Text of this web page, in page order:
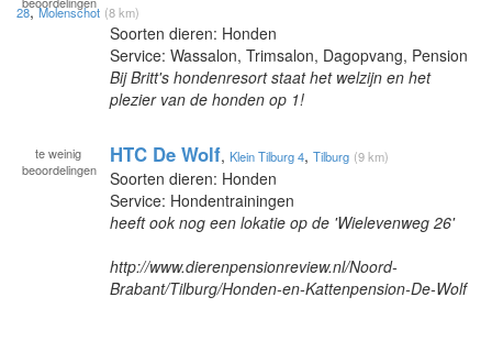
28,Molenschot (8 km)
Soorten dieren: Honden
Service: Wassalon, Trimsalon, Dagopvang, Pension
Bij Britt's hondenresort staat het welzijn en het
plezier van de honden op 1!
te weinig
beoordelingen
HTC De Wolf, Klein Tilburg 4, Tilburg (9 km)
Soorten dieren: Honden
Service: Hondentrainingen
heeft ook nog een lokatie op de 'Wielevenweg 26'
http://www.dierenpensionreview.nl/Noord-
Brabant/Tilburg/Honden-en-Kattenpension-De-Wolf